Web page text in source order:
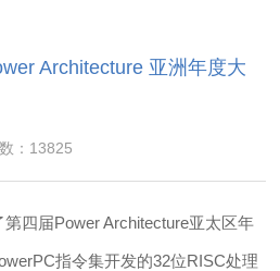
Architecture 亚洲年度大
：13825
四届Power Architecture亚太区年
指令集开发的32位RISC处理